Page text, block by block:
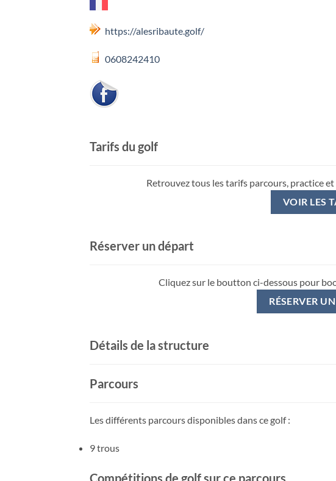
https://alesribaute.golf/
0608242410
Tarifs du golf
Retrouvez tous les tarifs parcours, practice
VOIR LES
Réserver un départ
Cliquez sur le boutton ci-dessous pour
RÉSERVER
Détails de la structure
Parcours
Les différents parcours disponibles dans ce golf :
9 trous
Compétitions de golf sur ce parcours